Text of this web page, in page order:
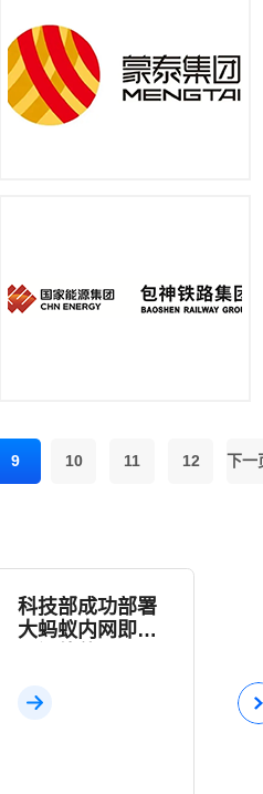
9 10 11 12 下一
科技部成功部署
大蚂蚁内网即时